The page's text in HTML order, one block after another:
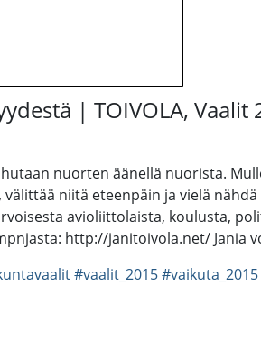
| TOIVOLA, Vaalit
nuorten äänellä nuorista.
niitä eteenpäin ja vielä
avioliittolaista, koulusta,
http://janitoivola.net/ Jania
#vaalit_2015#vaikuta_2015